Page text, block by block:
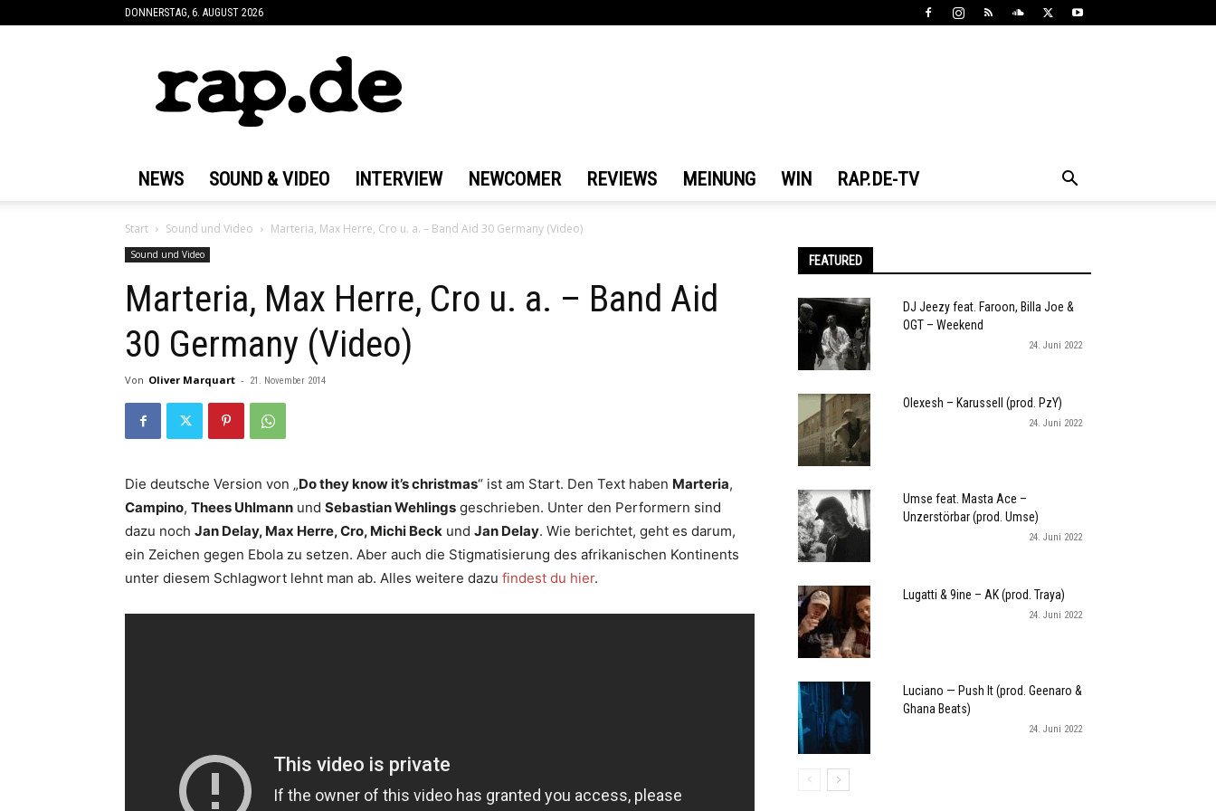
DONNERSTAG, 6. AUGUST 2026
NEWS SOUND & VIDEO INTERVIEW NEWCOMER REVIEWS MEINUNG WIN RAP.DE-TV
Start Sound und Video Marteria, Max Herre, Cro u. a. – Band Aid 30 Germany (Video)
Sound und Video
Marteria, Max Herre, Cro u. a. – Band Aid
30 Germany (Video)
Von Oliver Marquart - 21. November 2014
Die deutsche Version von „Do they know it’s christmas“ ist am Start. Den Text haben Marteria,
Campino, Thees Uhlmann und Sebastian Wehlings geschrieben. Unter den Performern sind
dazu noch Jan Delay, Max Herre, Cro, Michi Beck und Jan Delay. Wie berichtet, geht es darum,
ein Zeichen gegen Ebola zu setzen. Aber auch die Stigmatisierung des afrikanischen Kontinents
unter diesem Schlagwort lehnt man ab. Alles weitere dazu findest du hier.
FEATURED
DJ Jeezy feat. Faroon, Billa Joe &
OGT – Weekend
24. Juni 2022
Olexesh – Karussell (prod. PzY)
24. Juni 2022
Umse feat. Masta Ace –
Unzerstörbar (prod. Umse)
24. Juni 2022
Lugatti & 9ine – AK (prod. Traya)
24. Juni 2022
Luciano — Push It (prod. Geenaro &
Ghana Beats)
24. Juni 2022